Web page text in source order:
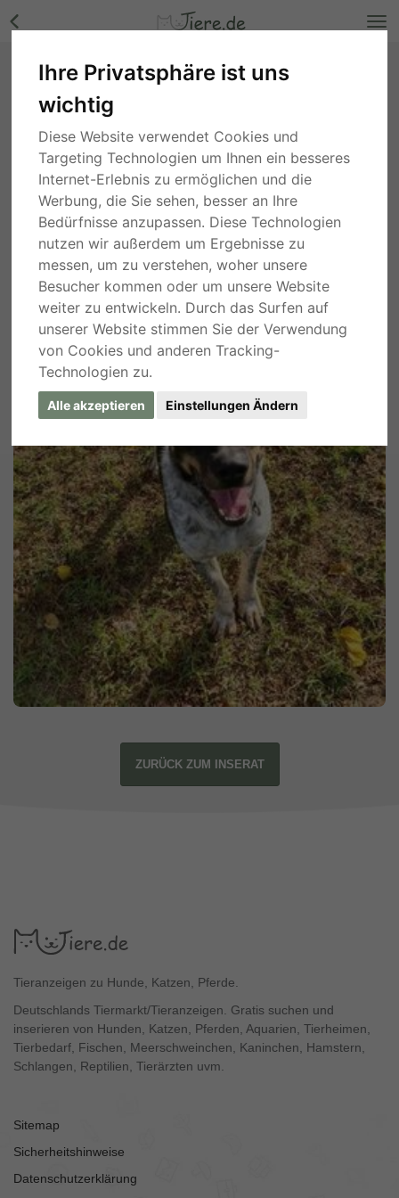
Ihre Privatsphäre ist uns
wichtig
Diese Website verwendet Cookies und
Targeting Technologien um Ihnen ein besseres
Internet-Erlebnis zu ermöglichen und die
Werbung, die Sie sehen, besser an Ihre
Bedürfnisse anzupassen. Diese Technologien
nutzen wir außerdem um Ergebnisse zu
messen, um zu verstehen, woher unsere
Besucher kommen oder um unsere Website
weiter zu entwickeln. Durch das Surfen auf
unserer Website stimmen Sie der Verwendung
von Cookies und anderen Tracking-
Technologien zu.
Alle akzeptieren Einstellungen Ändern
Chess, Mischling - Rüde Bilder
Nordrhein-Westfalen
ZURÜCK ZUM INSERAT
Tieranzeigen zu Hunde, Katzen, Pferde.
Deutschlands Tiermarkt/Tieranzeigen. Gratis suchen und
inserieren von Hunden, Katzen, Pferden, Aquarien, Tierheimen,
Tierbedarf, Fischen, Meerschweinchen, Kaninchen, Hamstern,
Schlangen, Reptilien, Tierärzten uvm.
Sitemap
Sicherheitshinweise
Datenschutzerklärung